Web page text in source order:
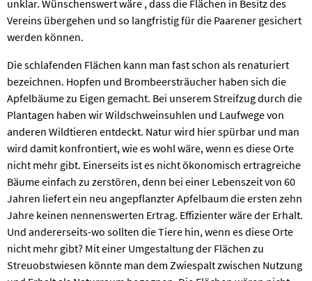
unklar. Wünschenswert wäre , dass die Flächen in Besitz des
Vereins übergehen und so langfristig für die Paarener gesichert
werden können.
Die schlafenden Flächen kann man fast schon als renaturiert
bezeichnen. Hopfen und Brombeersträucher haben sich die
Apfelbäume zu Eigen gemacht. Bei unserem Streifzug durch die
Plantagen haben wir Wildschweinsuhlen und Laufwege von
anderen Wildtieren entdeckt. Natur wird hier spürbar und man
wird damit konfrontiert, wie es wohl wäre, wenn es diese Orte
nicht mehr gibt. Einerseits ist es nicht ökonomisch ertragreiche
Bäume einfach zu zerstören, denn bei einer Lebenszeit von 60
Jahren liefert ein neu angepflanzter Apfelbaum die ersten zehn
Jahre keinen nennenswerten Ertrag. Effizienter wäre der Erhalt.
Und andererseits-wo sollten die Tiere hin, wenn es diese Orte
nicht mehr gibt? Mit einer Umgestaltung der Flächen zu
Streuobstwiesen könnte man dem Zwiespalt zwischen Nutzung